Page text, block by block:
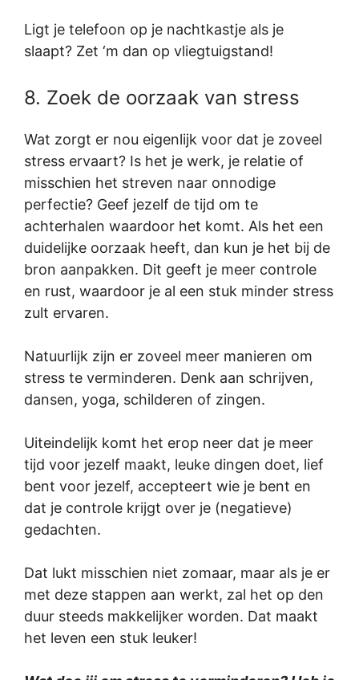
Ligt je telefoon op je nachtkastje als je
slaapt? Zet ‘m dan op vliegtuigstand!
8. Zoek de oorzaak van stress
Wat zorgt er nou eigenlijk voor dat je zoveel
stress ervaart? Is het je werk, je relatie of
misschien het streven naar onnodige
perfectie? Geef jezelf de tijd om te
achterhalen waardoor het komt. Als het een
duidelijke oorzaak heeft, dan kun je het bij de
bron aanpakken. Dit geeft je meer controle
en rust, waardoor je al een stuk minder stress
zult ervaren.
Natuurlijk zijn er zoveel meer manieren om
stress te verminderen. Denk aan schrijven,
dansen, yoga, schilderen of zingen.
Uiteindelijk komt het erop neer dat je meer
tijd voor jezelf maakt, leuke dingen doet, lief
bent voor jezelf, accepteert wie je bent en
dat je controle krijgt over je (negatieve)
gedachten.
Dat lukt misschien niet zomaar, maar als je er
met deze stappen aan werkt, zal het op den
duur steeds makkelijker worden. Dat maakt
het leven een stuk leuker!